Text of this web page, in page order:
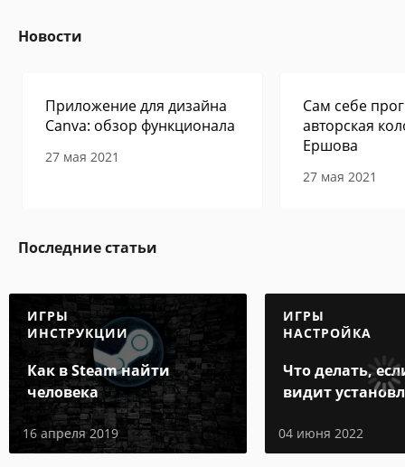
Новости
Приложение для дизайна
Canva: обзор функционала
27 мая 2021
Сам себе
авторская
Ершова
27 мая 2021
Последние статьи
ИГРЫ
ИНСТРУКЦИИ
Как в Steam найти
человека
16 апреля 2019
ИГРЫ
НАСТРОЙКА
Что делать,
видит
04 июня 2022